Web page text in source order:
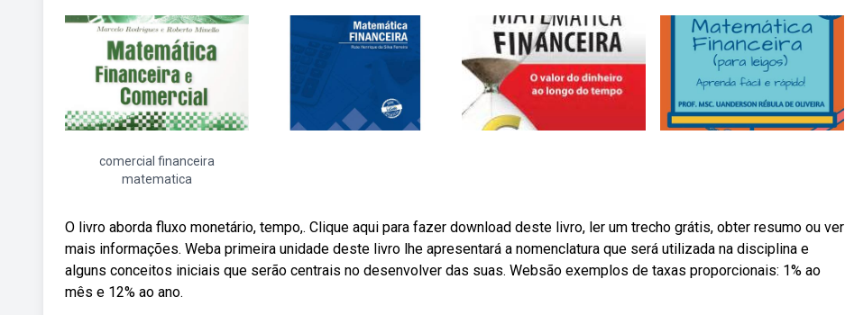
comercial financeira
matematica
O livro aborda fluxo monetário, tempo,. Clique aqui para fazer download deste livro, ler um trecho grátis, obter resumo ou ver
mais informações. Weba primeira unidade deste livro lhe apresentará a nomenclatura que será utilizada na disciplina e
alguns conceitos iniciais que serão centrais no desenvolver das suas. Websão exemplos de taxas proporcionais: 1% ao
mês e 12% ao ano.